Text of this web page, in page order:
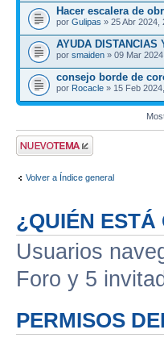
Hacer escalera de
por Gulipas » 25 Abr 2024,
AYUDA DISTANCIAS
por smaiden » 09 Mar
consejo borde de
por Rocacle » 15 Feb
Publicar un nuevo
tema
Volver a Índice general
¿QUIÉN ESTÁ
Usuarios
Foro y 5
PERMISOS